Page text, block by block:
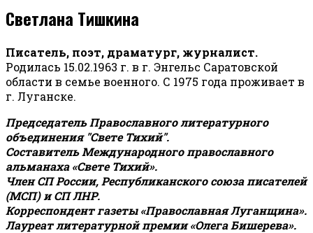
Светлана Тишкина
Писатель, поэт, драматург, журналист.
Родилась 15.02.1963 г. в г. Энгельс Саратовской
области в семье военного. С 1975 года проживает в
г. Луганске.
Председатель Православного литературного
объединения "Свете Тихий".
Составитель Международного православного
альманаха «Свете Тихий».
Член СП России, Республиканского союза писателей
(МСП) и СП ЛНР.
Корреспондент газеты «Православная Луганщина».
Лауреат литературной премии «Олега Бишерева».